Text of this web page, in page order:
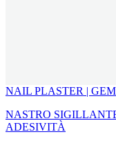
NAIL PLASTER |
NASTRO
ADESIVITÀ